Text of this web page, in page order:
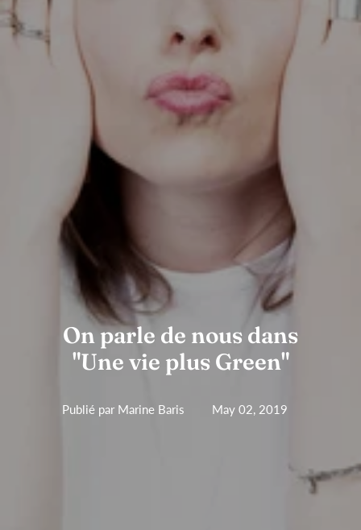
On parle de nous dans
"Une vie plus Green"
Publié par Marine Baris May 02, 2019